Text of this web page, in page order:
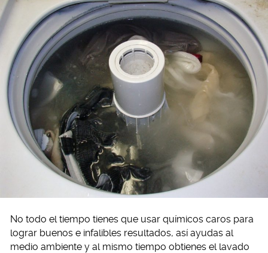
No todo el tiempo tienes que usar químicos caros para
lograr buenos e infalibles resultados, así ayudas al
medio ambiente y al mismo tiempo obtienes el lavado